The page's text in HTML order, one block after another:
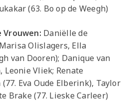
(63. Bo op de Weegh)
Vrouwen: Daniëlle de
Olislagers, Ella
van Dooren); Danique van
Leonie Vliek; Renate
Eva Oude Elberink), Taylor
Brake (77. Lieske Carleer)